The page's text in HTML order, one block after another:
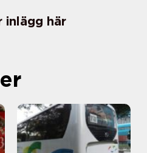
inlägg här